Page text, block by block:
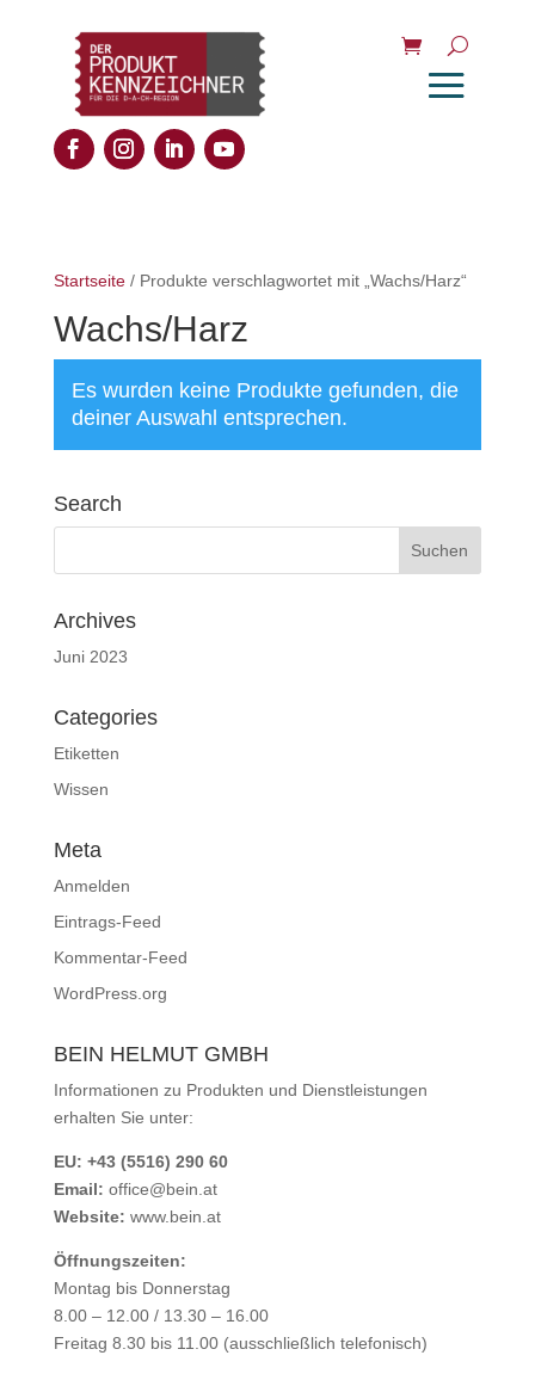
Startseite/ Produkte verschlagwortet mit „Wachs/Harz“
Wachs/Harz
Es wurden keine Produkte gefunden, die
deiner Auswahl entsprechen.
Search
Archives
Juni 2023
Categories
Etiketten
Wissen
Meta
Anmelden
Eintrags-Feed
Kommentar-Feed
WordPress.org
BEIN HELMUT GMBH
Informationen zu Produkten und Dienstleistungen
erhalten Sie unter:
EU: +43 (5516) 290 60
Email: office@bein.at
Website: www.bein.at
Öffnungszeiten:
Montag bis Donnerstag
8.00 – 12.00 / 13.30 – 16.00
Freitag 8.30 bis 11.00 (ausschließlich telefonisch)